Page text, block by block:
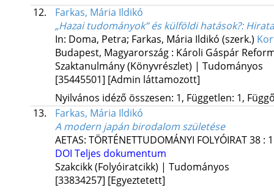
12.
Farkas, Mária Ildikó
„Hazai tudományok” és külföldi hatások?:
In: Doma, Petra; Farkas, Mária Ildikó (szerk.)
Budapest, Magyarország : Károli Gáspár
Szaktanulmány (Könyvrészlet) | Tudományos
[35445501] [Admin láttamozott]
Nyilvános idéző összesen: 1, Független: 1,
13.
Farkas, Mária Ildikó
A modern japán birodalom születése
AETAS: TÖRTÉNETTUDOMÁNYI FOLYÓIRAT38: 1
DOI Teljes dokumentum
Szakcikk (Folyóiratcikk) | Tudományos
[33834257] [Egyeztetett]